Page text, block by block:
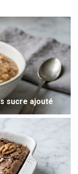
sucre ajouté